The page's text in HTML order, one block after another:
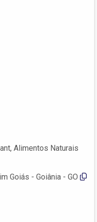
Alimentos Naturais
Goiás - Goiânia - GO